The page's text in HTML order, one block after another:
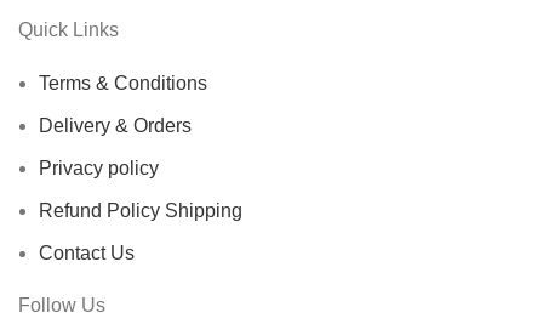
Quick Links
Terms & Conditions
Delivery & Orders
Privacy policy
Refund Policy Shipping
Contact Us
Follow Us